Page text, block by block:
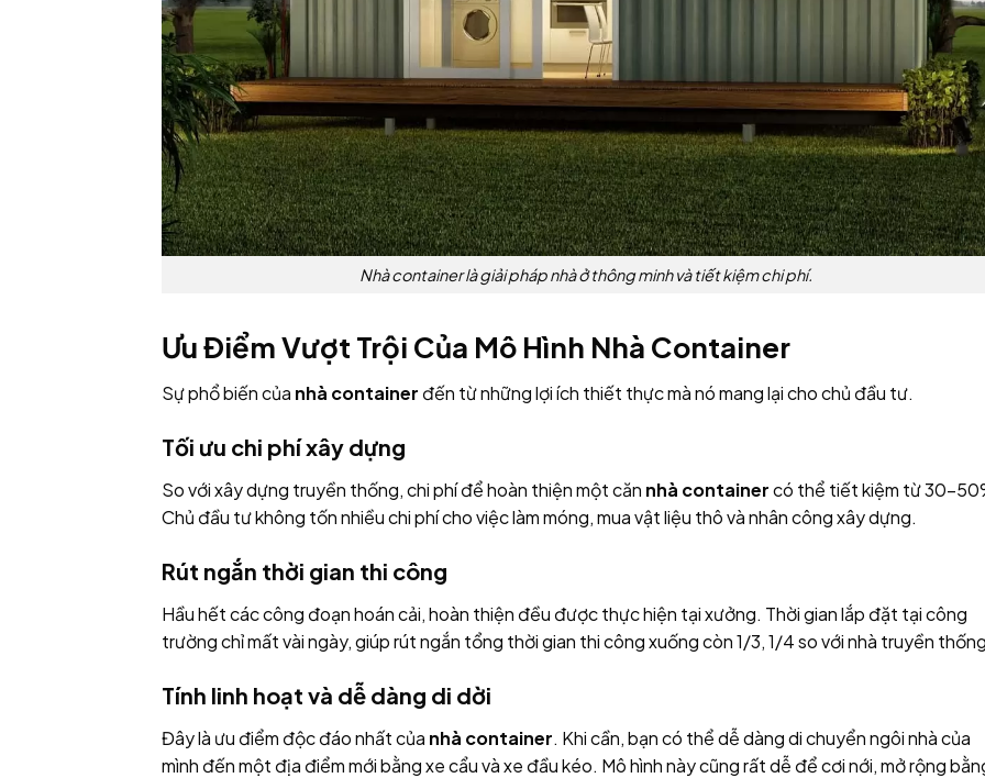
Nhà container là giải pháp nhà ở thông minh và tiết kiệm chi phí.
Ưu Điểm Vượt Trội Của Mô Hình Nhà Container
Sự phổ biến của nhà container đến từ những lợi ích thiết thực mà nó mang lại cho chủ đầu tư.
Tối ưu chi phí xây dựng
So với xây dựng truyền thống, chi phí để hoàn thiện một căn nhà containercó thể tiết kiệm từ 30-
Chủ đầu tư không tốn nhiều chi phí cho việc làm móng, mua vật liệu thô và nhân công xây dựng.
Rút ngắn thời gian thi công
Hầu hết các công đoạn hoán cải, hoàn thiện đều được thực hiện tại xưởng. Thời gian lắp đặt tại công
trường chỉ mất vài ngày, giúp rút ngắn tổng thời gian thi công xuống còn 1/3, 1/4 so với nhà truyền
Tính linh hoạt và dễ dàng di dời
Đây là ưu điểm độc đáo nhất của nhà container. Khi cần, bạn có thể dễ dàng di chuyển ngôi nhà của
mình đến một địa điểm mới bằng xe cẩu và xe đầu kéo. Mô hình này cũng rất dễ để cơi nới, mở rộng